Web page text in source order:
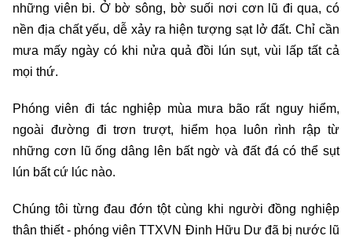
những viên bi. Ở bờ sông, bờ suối nơi cơn lũ đi qua, có
nền địa chất yếu, dễ xảy ra hiện tượng sạt lở đất. Chỉ cần
mưa mấy ngày có khi nửa quả đồi lún sụt, vùi lấp tất cả
mọi thứ.
Phóng viên đi tác nghiệp mùa mưa bão rất nguy hiểm,
ngoài đường đi trơn trượt, hiểm họa luôn rình rập từ
những cơn lũ ống dâng lên bất ngờ và đất đá có thể sụt
lún bất cứ lúc nào.
Chúng tôi từng đau đớn tột cùng khi người đồng nghiệp
thân thiết - phóng viên TTXVN Đinh Hữu Dư đã bị nước lũ